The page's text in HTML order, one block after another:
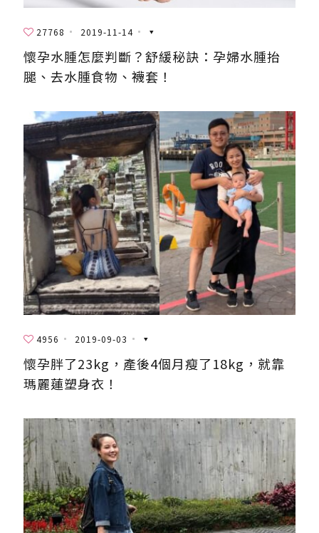
27768 2019-11-14
懷孕水腫怎麼判斷？舒緩秘訣：孕婦水腫抬
腿、去水腫食物、襪套！
4956 2019-09-03
懷孕胖了23kg，產後4個月瘦了18kg，就靠
瑪麗蓮塑身衣！